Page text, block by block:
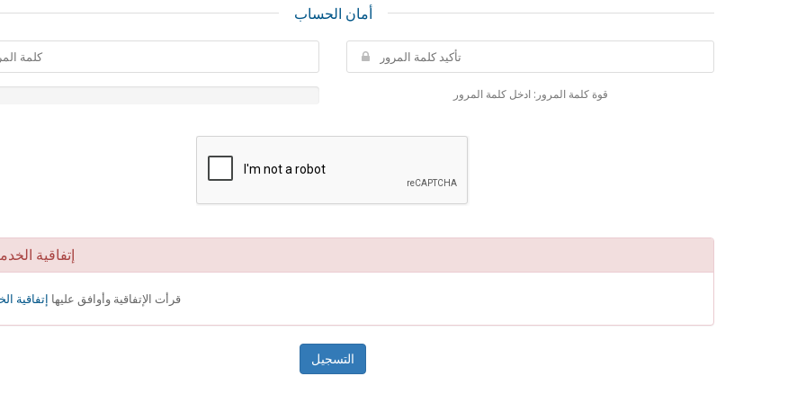
أمان الحساب
قوة كلمة المرور: ادخل كلمة المرور
إتفاقية
قرأت الإتفاقية وأوافق عليها إتفاقية